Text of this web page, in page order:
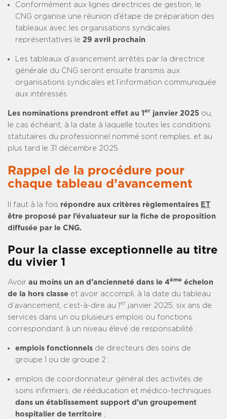
Conformément aux lignes directrices de gestion, le
CNG organise une réunion d’étape de préparation des
tableaux avec les organisations syndicales
représentatives le 29 avril prochain
Les tableaux d’avancement arrêtés par la directrice
générale du CNG seront ensuite transmis aux
organisations syndicales et l’information communiquée
aux intéressés.
Les nominations prendront effet au 1 er janvier 2025 ou,
le cas échéant, à la date à laquelle toutes les conditions
statutaires du professionnel nommé sont remplies, et au
plus tard le 31 décembre 2025.
Rappel de la procédure pour
chaque tableau d’avancement
Il faut à la fois répondre aux critères règlementaires ET
être proposé par l’évaluateur sur la fiche de proposition
diffusée par le CNG.
Pour la classe exceptionnelle au titre
du vivier 1
Avoir au moins un an d’ancienneté dans le 4ème échelon
de la hors classe et avoir accompli, à la date du tableau
d’avancement, c’est-à-dire au 1 er janvier 2025, six ans de
services dans un ou plusieurs emplois ou fonctions
correspondant à un niveau élevé de responsabilité :
emplois fonctionnels de directeurs des soins de
groupe 1 ou de groupe 2 ;
emplois de coordonnateur général des activités de
soins infirmiers, de rééducation et médico-techniques
dans un établissement support d’un groupement
hospitalier de territoire ;